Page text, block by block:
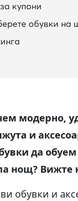
купони
обувки
модерно,
и
да
нощ?
обувки и